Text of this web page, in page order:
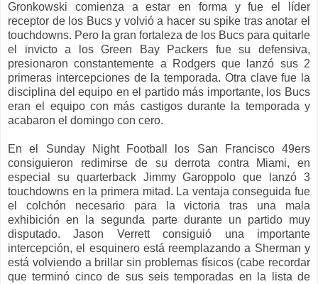
Gronkowski comienza a estar en forma y fue el líder
receptor de los Bucs y volvió a hacer su spike tras anotar el
touchdowns. Pero la gran fortaleza de los Bucs para quitarle
el invicto a los Green Bay Packers fue su defensiva,
presionaron constantemente a Rodgers que lanzó sus 2
primeras intercepciones de la temporada. Otra clave fue la
disciplina del equipo en el partido más importante, los Bucs
eran el equipo con más castigos durante la temporada y
acabaron el domingo con cero.
En el Sunday Night Football los San Francisco 49ers
consiguieron redimirse de su derrota contra Miami, en
especial su quarterback Jimmy Garoppolo que lanzó 3
touchdowns en la primera mitad. La ventaja conseguida fue
el colchón necesario para la victoria tras una mala
exhibición en la segunda parte durante un partido muy
disputado. Jason Verrett consiguió una importante
intercepción, el esquinero está reemplazando a Sherman y
está volviendo a brillar sin problemas físicos (cabe recordar
que terminó cinco de sus seis temporadas en la lista de